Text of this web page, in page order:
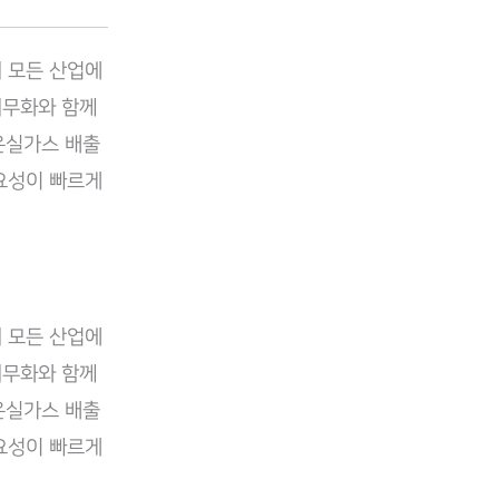
든 산업에
화와 함께
가스 배출
이 빠르게
든 산업에
화와 함께
가스 배출
이 빠르게